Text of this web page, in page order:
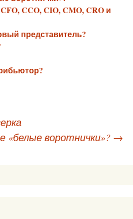
CCO, CIO, CMO, CRO и
представитель?
«белые воротнички»? →